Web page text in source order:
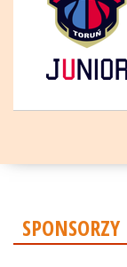
SPONSORZY